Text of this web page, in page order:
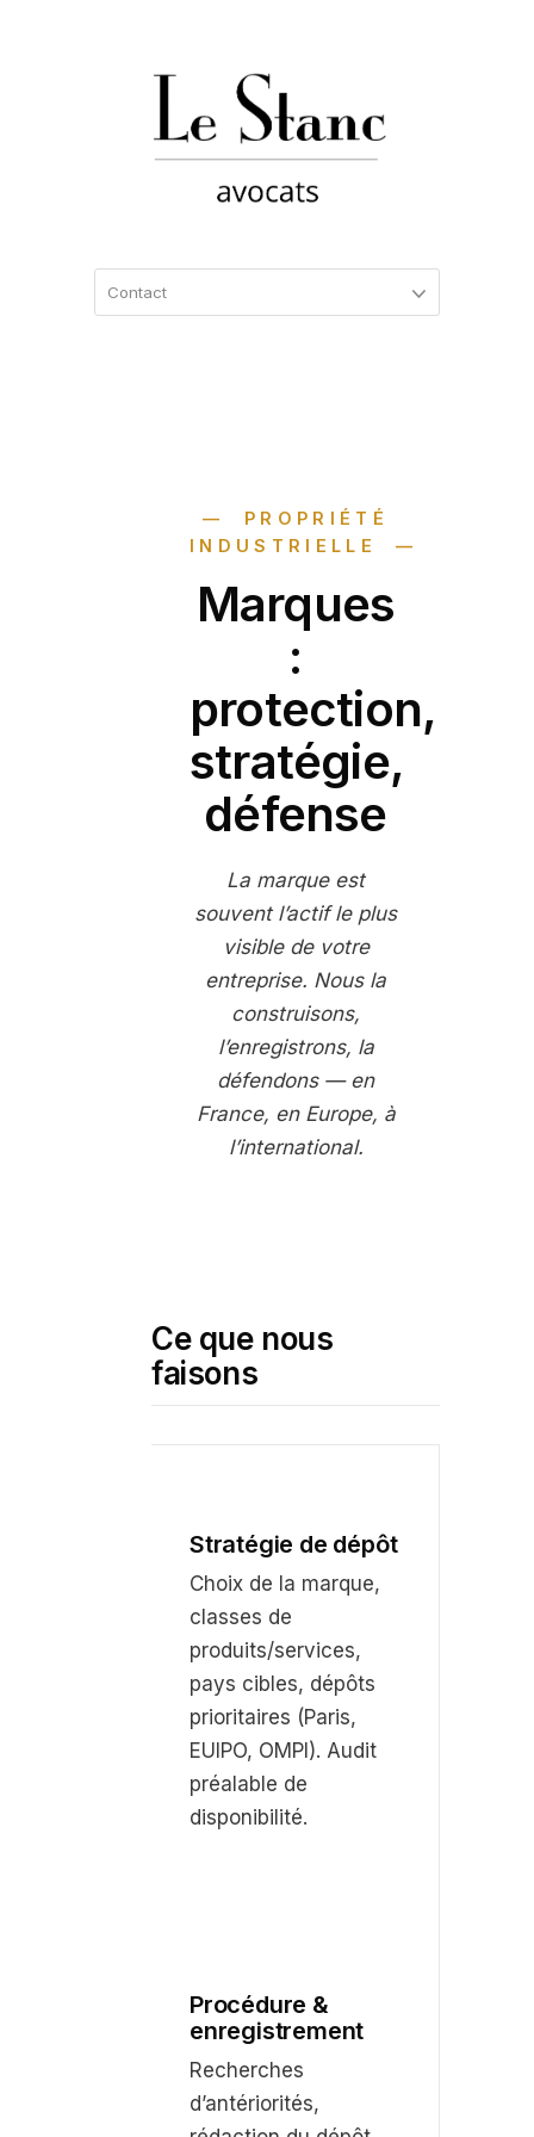
PROPRIÉTÉ
INDUSTRIELLE
Marques
:
protection,
stratégie,
défense
La marque est
souvent l’actif le plus
visible de votre
entreprise. Nous la
construisons,
l’enregistrons, la
défendons — en
France, en Europe, à
l’international.
Ce que nous
faisons
Stratégie de dépôt
Choix de la marque,
classes de
produits/services,
pays cibles, dépôts
prioritaires (Paris,
EUIPO, OMPI). Audit
préalable de
disponibilité.
Procédure &
enregistrement
Recherches
d’antériorités,